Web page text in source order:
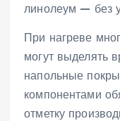
линолеум — без
При нагреве
могут выделять
напольные
компонентами
отметку